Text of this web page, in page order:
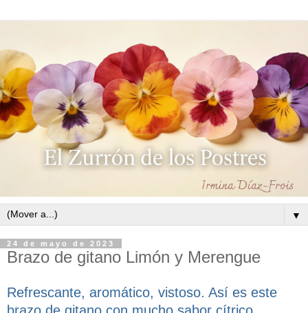
▼
24 de mayo de 2023
Brazo de gitano Limón y Merengue
Refrescante, aromático, vistoso. Así es este